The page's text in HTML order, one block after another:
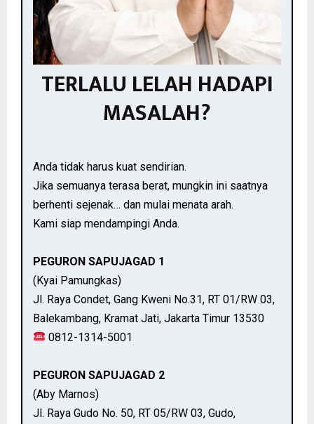
TERLALU LELAH HADAPI
MASALAH?
Anda tidak harus kuat sendirian.
Jika semuanya terasa berat, mungkin ini saatnya
berhenti sejenak… dan mulai menata arah.
Kami siap mendampingi Anda.
PEGURON SAPUJAGAD 1
(Kyai Pamungkas)
Jl. Raya Condet, Gang Kweni No.31, RT 01/RW 03,
Balekambang, Kramat Jati, Jakarta Timur 13530
0812-1314-5001
PEGURON SAPUJAGAD 2
(Aby Marnos)
Jl. Raya Gudo No. 50, RT 05/RW 03, Gudo,